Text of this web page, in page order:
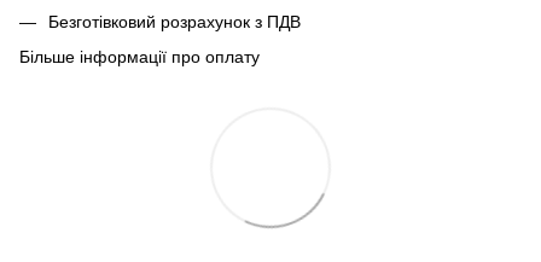
Безготівковий розрахунок з ПДВ
Більше інформації про оплату